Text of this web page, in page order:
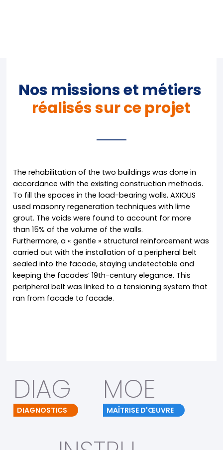
Nos missions et métiers
réalisés sur ce projet
The rehabilitation of the two buildings was done in
accordance with the existing construction methods.
To fill the spaces in the load-bearing walls, AXIOLIS
used masonry regeneration techniques with lime
grout. The voids were found to account for more
than 15% of the volume of the walls.
Furthermore, a « gentle » structural reinforcement was
carried out with the installation of a peripheral belt
sealed into the facade, staying undetectable and
keeping the facades’ 19th-century elegance. This
peripheral belt was linked to a tensioning system that
ran from facade to facade.
DIAG
DIAGNOSTICS
MOE
MAÎTRISE D'ŒUVRE